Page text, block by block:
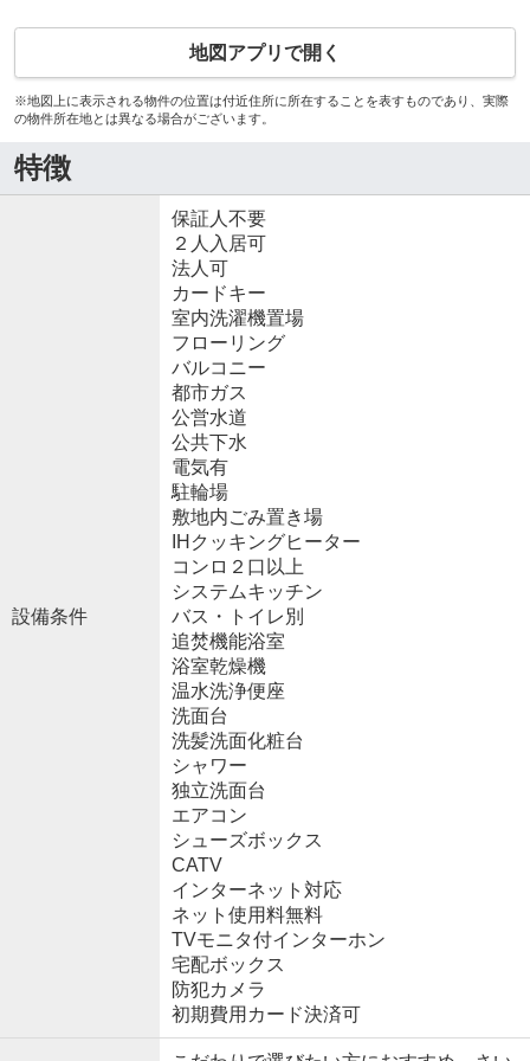
地図アプリで開く
※地図上に表示される物件の位置は付近住所に所在することを表すものであり、実際
の物件所在地とは異なる場合がございます。
特徴
設備条件
保証人不要
２人入居可
法人可
カードキー
室内洗濯機置場
フローリング
バルコニー
都市ガス
公営水道
公共下水
電気有
駐輪場
敷地内ごみ置き場
IHクッキングヒーター
コンロ２口以上
システムキッチン
バス・トイレ別
追焚機能浴室
浴室乾燥機
温水洗浄便座
洗面台
洗髪洗面化粧台
シャワー
独立洗面台
エアコン
シューズボックス
CATV
インターネット対応
ネット使用料無料
TVモニタ付インターホン
宅配ボックス
防犯カメラ
初期費用カード決済可